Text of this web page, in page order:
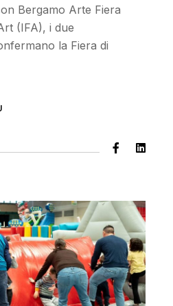
Bergamo Arte Fiera
(IFA), i due
la Fiera di